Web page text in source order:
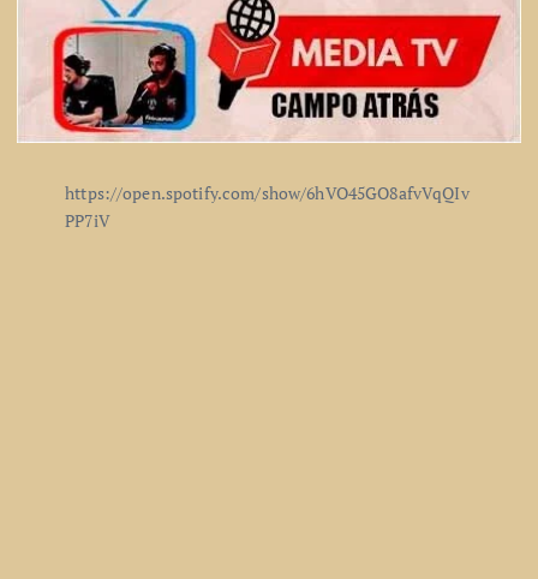
https://open.spotify.com/show/6hVO45GO8afvVqQIv
PP7iV